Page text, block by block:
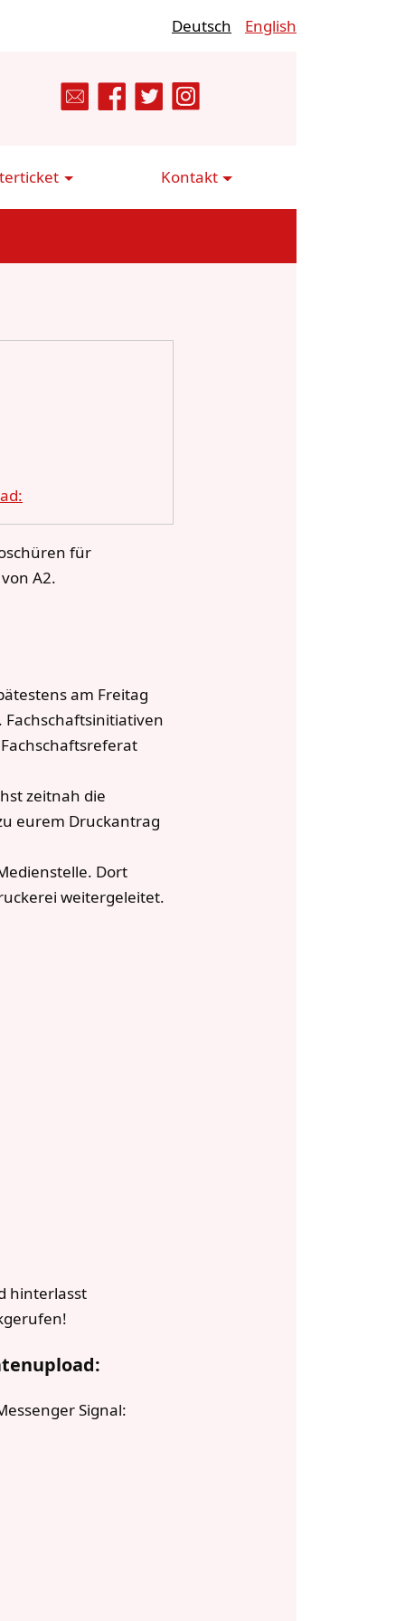
Deutsch English
Kontakt
für
A2.
am Freitag
zeitnah die
eurem Druckantrag
Dort
weitergeleitet.
hinterlasst
Signal: